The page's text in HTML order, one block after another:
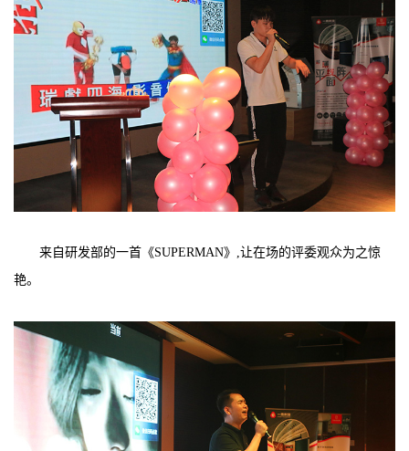
来自研发部的一首《SUPERMAN》,让在场的评委观众为之惊
艳。